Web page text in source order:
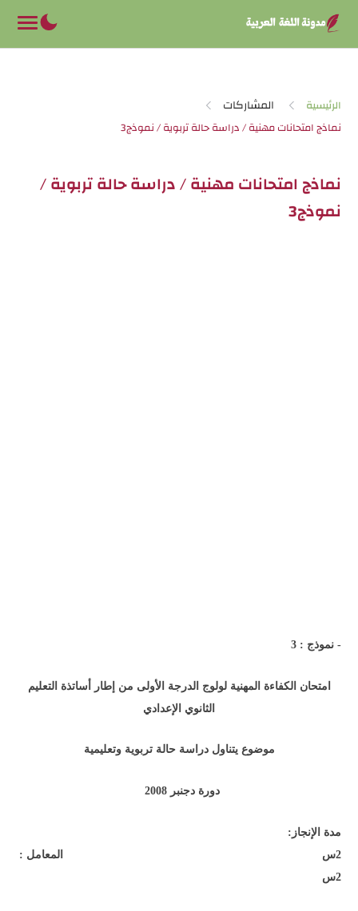
الرئيسية المشاركات
نماذج امتحانات مهنية / دراسة حالة تربوية /
نموذج3
- نموذج : 3
امتحان الكفاءة المهنية لولوج الدرجة الأولى من إطار أساتذة التعليم
الثانوي الإعدادي
موضوع يتناول دراسة حالة تربوية وتعليمية
دورة دجنبر 2008
مدة الإنجاز:
2س المعامل :
2س